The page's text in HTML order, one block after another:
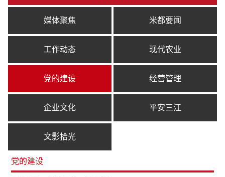
媒体聚焦 米都要闻
工作动态 现代农业
党的建设 经营管理
企业文化 平安三江
文影拾光
党的建设